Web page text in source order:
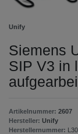
Unify
Siemens
SIP V3 in
Artikelnummer: 2607
Hersteller: Unify
Herstellernummer: